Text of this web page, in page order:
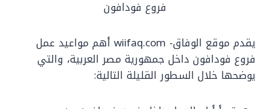
فروع فودافون
يقدم موقع الوفاق- wiifaq.com أهم مواعيد عمل
فروع فودافون داخل جمهورية مصر العربية، والتي
يوضحها خلال السطور القليلة التالية: